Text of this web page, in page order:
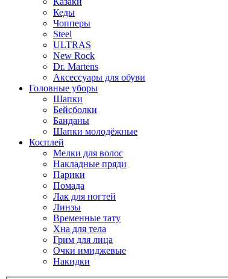
Кеды
Чопперы
Steel
ULTRAS
New Rock
Dr. Martens
Аксессуары для обуви
Головные уборы
Шапки
Бейсболки
Банданы
Шапки молодёжные
Косплей
Мелки для волос
Накладные пряди
Парики
Помада
Лак для ногтей
Линзы
Временные тату
Хна для тела
Грим для лица
Очки имиджевые
Накидки